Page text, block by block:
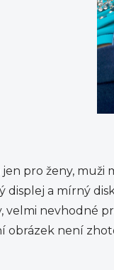
pro ženy, muži
displej a mírný
velmi nevhodné
obrázek není